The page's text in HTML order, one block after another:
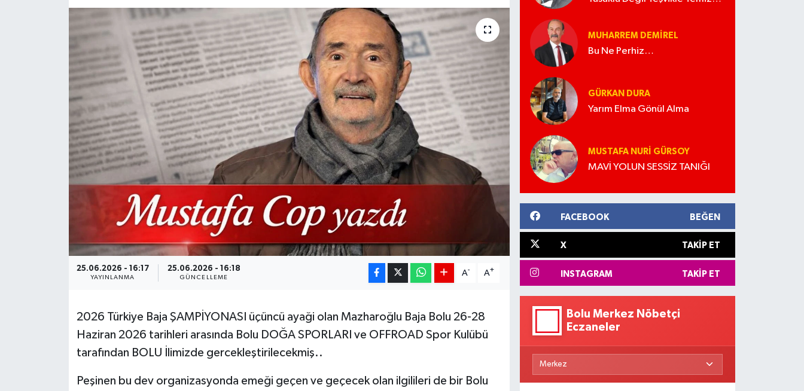
25.06.2026 - 16:17
YAYINLANMA
25.06.2026 - 16:18
GÜNCELLEME
A- A+
2026 Türkiye Baja ŞAMPİYONASI üçüncü ayaği olan Mazharoğlu Baja Bolu 26-28
Haziran 2026 tarihleri arasında Bolu DOĞA SPORLARI ve OFFROAD Spor Kulübü
tarafından BOLU İlimizde gercekleştirilecekmiş..
Peşinen bu dev organizasyonda emeği geçen ve geçecek olan ilgilileri de bir Bolu
MUHARREM DEMIREL
Bu Ne Perhiz…
GÜRKAN DURA
Yarım Elma Gönül Alma
MUSTAFA NURI GÜRSOY
MAVİ YOLUN SESSİZ TANIĞI
FACEBOOK BEĞEN
X TAKIP ET
INSTAGRAM TAKIP ET
Bolu Merkez Nöbetçi
Eczaneler